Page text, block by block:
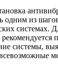
одним из
системах.
системы,